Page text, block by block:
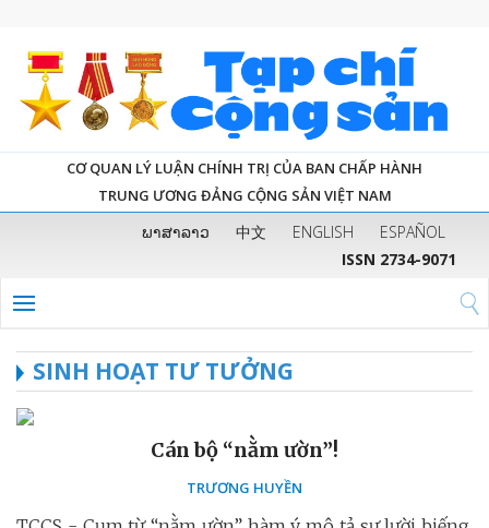
CƠ QUAN LÝ LUẬN CHÍNH TRỊ CỦA BAN CHẤP HÀNH
TRUNG ƯƠNG ĐẢNG CỘNG SẢN VIỆT NAM
ພາສາລາວ 中文 ENGLISH
ESPAÑOL
ISSN 2734-9071
SINH HOẠT TƯ TƯỞNG
Cán bộ “nằm ườn”!
TRƯƠNG HUYỀN